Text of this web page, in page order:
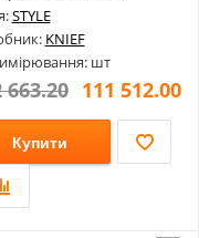
STYLE
KNIEF
шт
663.20 111 512.00
Купити